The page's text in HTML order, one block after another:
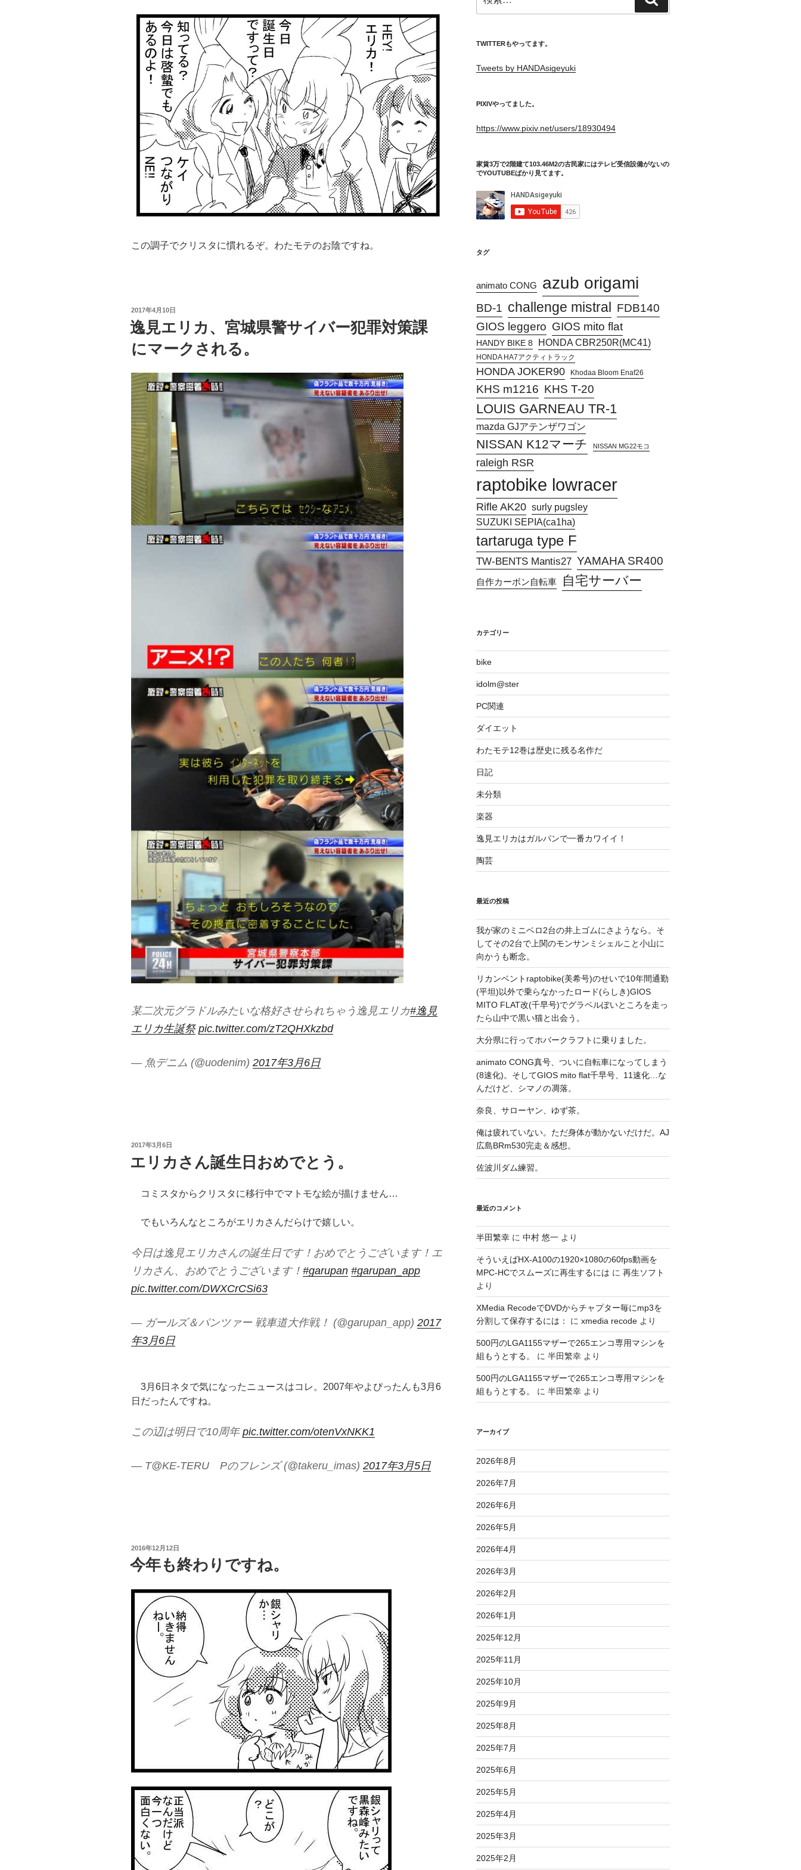
この調子でクリスタに慣れるぞ。わたモテのお陰ですね。
投
稿
日:
2017年4月10日
逸見エリカ、宮城県警サイバー犯罪対策課
にマークされる。
某二次元グラドルみたいな格好させられちゃう逸見エリカ#逸見
エリカ生誕祭 pic.twitter.com/zT2QHXkzbd
— 魚デニム (@uodenim) 2017年3月6日
投
2017年3月6日
エリカさん誕生日おめでとう。
コミスタからクリスタに移行中でマトモな絵が描けません…
でもいろんなところがエリカさんだらけで嬉しい。
今日は逸見エリカさんの誕生日です！おめでとうございます！エ
リカさん、おめでとうございます！ #garupan #garupan_app
pic.twitter.com/DWXCrCSi63
— ガールズ＆パンツァー 戦車道大作戦！ (@garupan_app) 2017
年3月6日
3月6日ネタで気になったニュースはコレ。2007年やよぴったんも3月6
日だったんですね。
この辺は明日で10周年 pic.twitter.com/otenVxNKK1
— T@KE-TERU Pのフレンズ (@takeru_imas) 2017年3月5日
投
稿
日:
2016年12月12日
今年も終わりですね。
索:
索
TWITTERもやってます。
Tweets by HANDAsigeyuki
PIXIVやってました。
https://www.pixiv.net/users/18930494
家賃3万で2階建て103.46M2の古民家にはテレビ受信設備がないの
でYOUTUBEばかり見てます。
タグ
animato CONG azub origami
BD-1 challenge mistral FDB140
GIOS leggero GIOS mito flat
HANDY BIKE 8 HONDA CBR250R(MC41)
HONDA HA7アクティトラック
HONDA JOKER90 Khodaa Bloom Enaf26
KHS m1216 KHS T-20
LOUIS GARNEAU TR-1
mazda GJアテンザワゴン
NISSAN K12マーチ NISSAN MG22モコ
raleigh RSR
raptobike lowracer
Rifle AK20 surly pugsley
SUZUKI SEPIA(ca1ha)
tartaruga type F
TW-BENTS Mantis27 YAMAHA SR400
自作カーボン自転車 自宅サーバー
カテゴリー
bike
idolm@ster
PC関連
ダイエット
わたモテ12巻は歴史に残る名作だ
日記
未分類
楽器
逸見エリカはガルパンで一番カワイイ！
陶芸
最近の投稿
我が家のミニベロ2台の井上ゴムにさようなら。そ
してその2台で上関のモンサンミシェルこと小山に
向かうも断念。
リカンベントraptobike(美希号)のせいで10年間通勤
(平坦)以外で乗らなかったロード(らしき)GIOS
MITO FLAT改(千早号)でグラベルぽいところを走っ
たら山中で黒い猫と出会う。
大分県に行ってホバークラフトに乗りました。
animato CONG真号、ついに自転車になってしまう
(8速化)。そしてGIOS mito flat千早号、11速化…な
んだけど、シマノの凋落。
奈良、サローヤン、ゆず茶。
俺は疲れていない。ただ身体が動かないだけだ。AJ
広島BRm530完走＆感想。
佐波川ダム練習。
最近のコメント
半田繁幸に 中村 悠一より
そういえばHX-A100の1920×1080の60fps動画を
MPC-HCでスムーズに再生するには に 再生ソフト
より
XMedia RecodeでDVDからチャプター毎にmp3を
分割して保存するには：
に xmedia recodeより
500円のLGA1155マザーで265エンコ専用マシンを
組もうとする。
に 半田繁幸より
500円のLGA1155マザーで265エンコ専用マシンを
組もうとする。
に 半田繁幸より
アーカイブ
2026年8月
2026年7月
2026年6月
2026年5月
2026年4月
2026年3月
2026年2月
2026年1月
2025年12月
2025年11月
2025年10月
2025年9月
2025年8月
2025年7月
2025年6月
2025年5月
2025年4月
2025年3月
2025年2月